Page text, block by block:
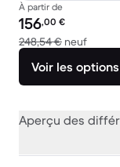
À partir de
Prix reconditionné :
156,00 €
248,54 € neuf
Voir les options
Aperçu des